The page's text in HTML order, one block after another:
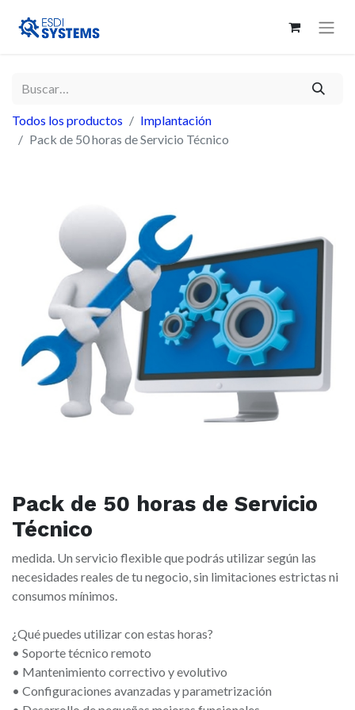
Todos los productos
Implantación
Pack de 50 horas de Servicio Técnico
Pack de 50 horas de Servicio
Técnico
medida. Un servicio flexible que podrás utilizar según las
necesidades reales de tu negocio, sin limitaciones estrictas ni
consumos mínimos.
¿Qué puedes utilizar con estas horas?
• Soporte técnico remoto
• Mantenimiento correctivo y evolutivo
• Configuraciones avanzadas y parametrización